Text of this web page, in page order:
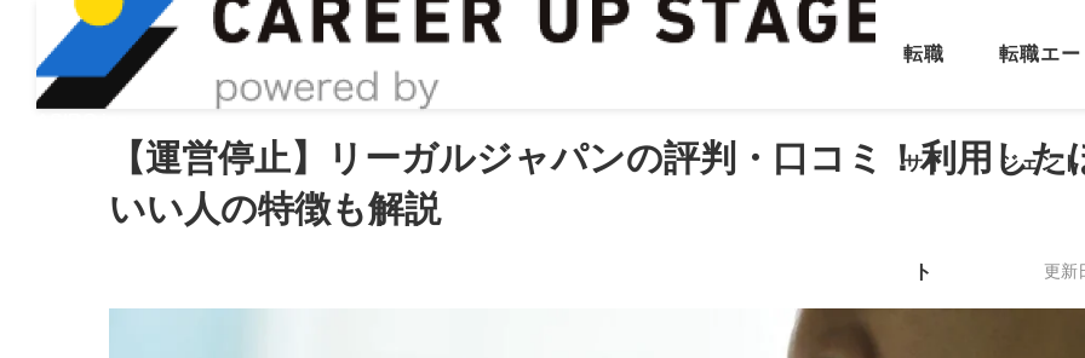
転職
サイ
ト
転職エー
ジェント
【運営停止】リーガルジャパンの評判・口コミ！利用した
いい人の特徴も解説
更新